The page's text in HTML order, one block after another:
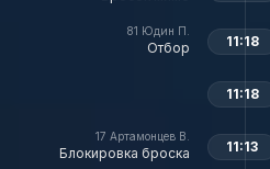
81 Юдин П.
Отбор 11:18
11:18
17 Артамонцев В.
Блокировка броска 11:13